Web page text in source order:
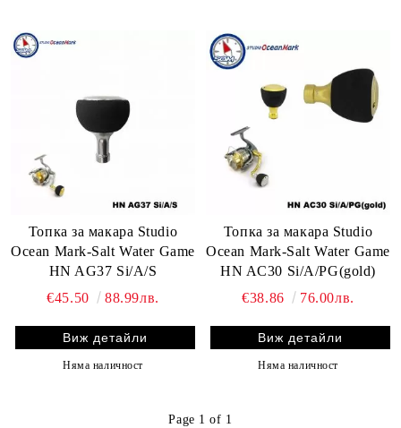
Топка за макара Studio
Ocean Mark-Salt Water Game
HN AG37 Si/A/S
€45.50
88.99лв.
Виж детайли
Няма наличност
Топка за макара Studio
Ocean Mark-Salt Water Game
HN AC30 Si/A/PG(gold)
€38.86
76.00лв.
Виж детайли
Няма наличност
Page 1 of 1